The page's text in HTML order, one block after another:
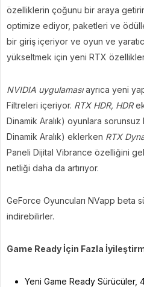
özelliklerin çoğunu bir araya
optimize ediyor, paketleri ve
bir giriş içeriyor ve oyun ve
yükseltmek için yeni RTX
NVIDIA uygulamasıayrıca yeni
Filtreleri içeriyor. RTX HDR, HDR
Dinamik Aralık) oyunlara
Dinamik Aralık) eklerken RTX
Paneli Dijital Vibrance özelliğini
netliği daha da artırıyor.
GeForce Oyuncuları NVapp beta
indirebilirler.
Game Ready İçin Fazla
Yeni Game Ready Sürücüler,